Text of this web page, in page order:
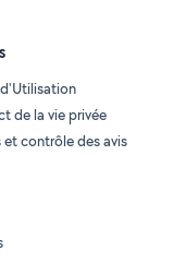
de la vie privée
contrôle des avis